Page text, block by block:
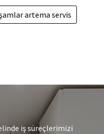
artema servis
iş süreçlerimizi